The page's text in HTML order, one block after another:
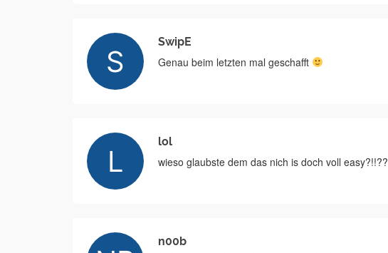
SwipE
Genau beim letzten mal geschafft
lol
wieso glaubste dem das nich is doch voll easy?!!??
n00b